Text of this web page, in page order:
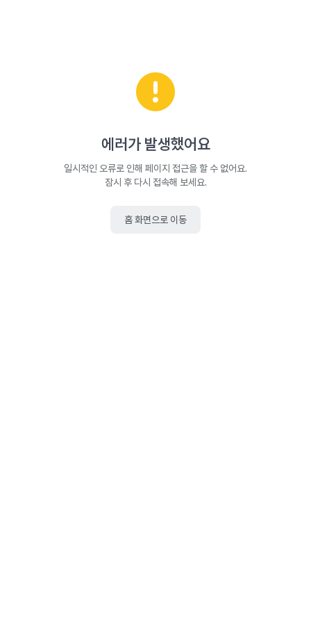
에러가 발생했어요
일시적인 오류로 인해 페이지 접근을 할 수 없어요.
잠시 후 다시 접속해 보세요.
홈 화면으로 이동